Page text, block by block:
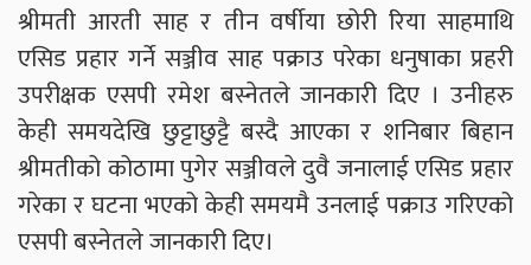
श्रीमती आरती साह र तीन वर्षीया छोरी रिया साहमाथि
एसिड प्रहार गर्ने सञ्जीव साह पक्राउ परेका धनुषाका प्रहरी
उपरीक्षक एसपी रमेश बस्नेतले जानकारी दिए । उनीहरु
केही समयदेखि छुट्टाछुट्टै बस्दै आएका र शनिबार बिहान
श्रीमतीको कोठामा पुगेर सञ्जीवले दुवै जनालाई एसिड प्रहार
गरेका र घटना भएको केही समयमै उनलाई पक्राउ गरिएको
एसपी बस्नेतले जानकारी दिए।